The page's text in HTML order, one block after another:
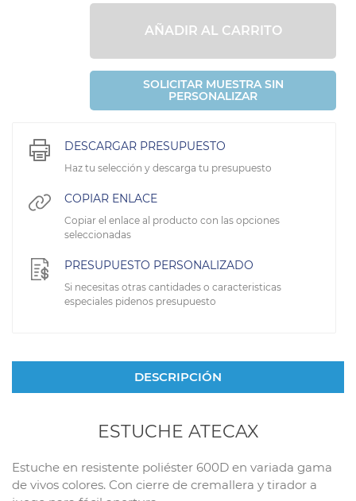
AÑADIR AL CARRITO
SOLICITAR MUESTRA SIN
PERSONALIZAR
DESCARGAR PRESUPUESTO
Haz tu selección y descarga tu presupuesto
COPIAR ENLACE
Copiar el enlace al producto con las opciones
seleccionadas
PRESUPUESTO PERSONALIZADO
Si necesitas otras cantidades o caracteristicas
especiales pidenos presupuesto
DESCRIPCIÓN
ESTUCHE ATECAX
Estuche en resistente poliéster 600D en variada gama
de vivos colores. Con cierre de cremallera y tirador a